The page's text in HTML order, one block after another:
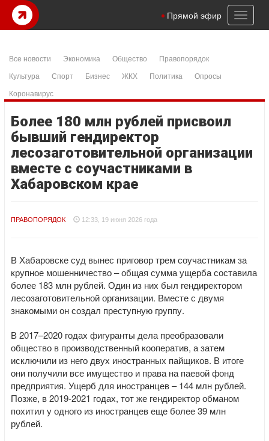
Toggle
Прямой эфир
Все новости Экономика Общество
Правопорядок
Культура
Спорт Бизнес ЖКХ Политика
Опросы
Коронавирус
Более 180 млн рублей присвоил
бывший гендиректор
лесозаготовительной организации
вместе с соучастниками в
Хабаровском крае
ПРАВОПОРЯДОК 12:33, 19 июня 2026 года
В Хабаровске суд вынес приговор трем соучастникам за
крупное мошенничество – общая сумма ущерба составила
более 183 млн рублей. Один из них был гендиректором
лесозаготовительной организации. Вместе с двумя
знакомыми он создал преступную группу.
В 2017–2020 годах фигуранты дела преобразовали
общество в производственный кооператив, а затем
исключили из него двух иностранных пайщиков. В итоге
они получили все имущество и права на паевой фонд
предприятия. Ущерб для иностранцев – 144 млн рублей.
Позже, в 2019-2021 годах, тот же гендиректор обманом
похитил у одного из иностранцев еще более 39 млн
рублей.